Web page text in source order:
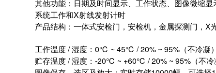
其他功能：日期及时间显示、工作状态、图像微缩
系统工作和X射线发射计时
产品结构：一体式安检门，安检机，金属探测门，X
工作温度 / 湿度：0℃ ~ 45℃ / 20% ~ 95%（不冷凝）
贮存温度 / 湿度：-20℃ ~ +60℃ / 20% ~ 95%（不冷